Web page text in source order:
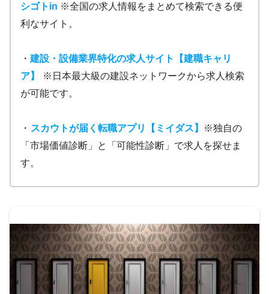
シゴトin ※全国の求人情報をまとめて検索できる便
利なサイト。
・ 建設・設備業界特化の求人サイト【建職キャリ
ア】
※日本最大級の建設ネットワークから求人検索
が可能です。
・ スカウトが届く転職アプリ【ミイダス】
※独自の
「市場価値診断」と「可能性診断」で求人を探せま
す。